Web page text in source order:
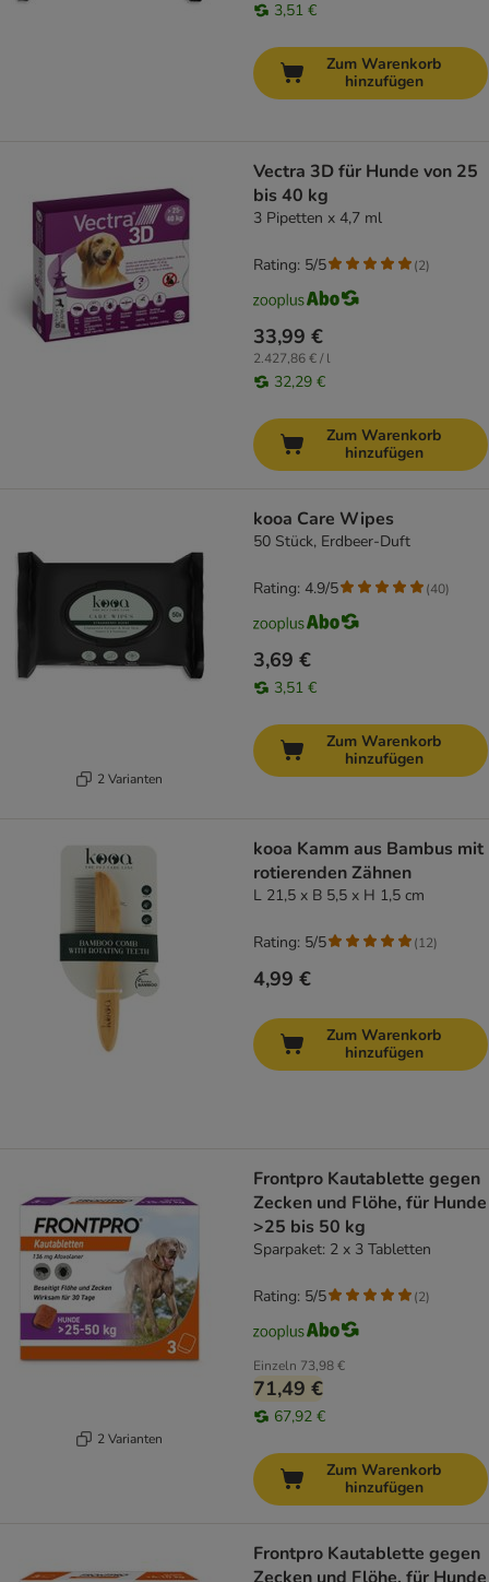
3,51 €
Zum Warenkorb
hinzufügen
Vectra 3D für Hunde von 25
bis 40 kg
3 Pipetten x 4,7 ml
33,99 €
2.427,86 € / l
32,29 €
Rating: 5/5 (2)
Zum Warenkorb
hinzufügen
2 Varianten
kooa Care Wipes
50 Stück, Erdbeer-Duft
3,69 €
3,51 €
Rating: 4.9/5 (40)
Zum Warenkorb
hinzufügen
kooa Kamm aus Bambus mit
rotierenden Zähnen
L 21,5 x B 5,5 x H 1,5 cm
4,99 €
Rating: 5/5 (12)
Zum Warenkorb
hinzufügen
2 Varianten
Frontpro Kautablette gegen
Zecken und Flöhe, für Hunde
>25 bis 50 kg
Sparpaket: 2 x 3 Tabletten
Einzeln 73,98 €
71,49 €
67,92 €
Rating: 5/5 (2)
Zum Warenkorb
hinzufügen
Frontpro Kautablette gegen